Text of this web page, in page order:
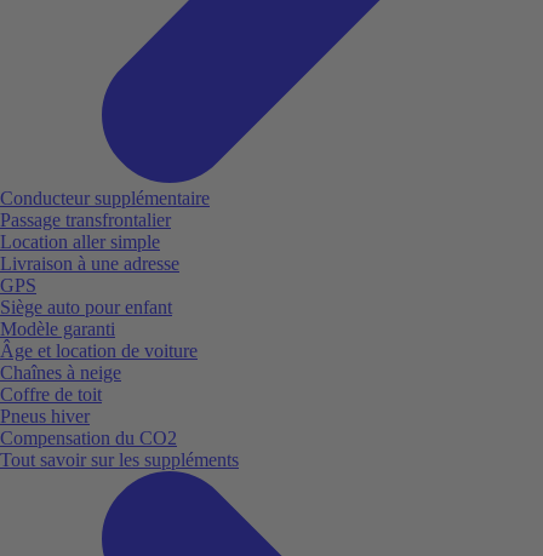
Conducteur supplémentaire
Passage transfrontalier
Location aller simple
Livraison à une adresse
GPS
Siège auto pour enfant
Modèle garanti
Âge et location de voiture
Chaînes à neige
Coffre de toit
Pneus hiver
Compensation du CO2
Tout savoir sur les suppléments